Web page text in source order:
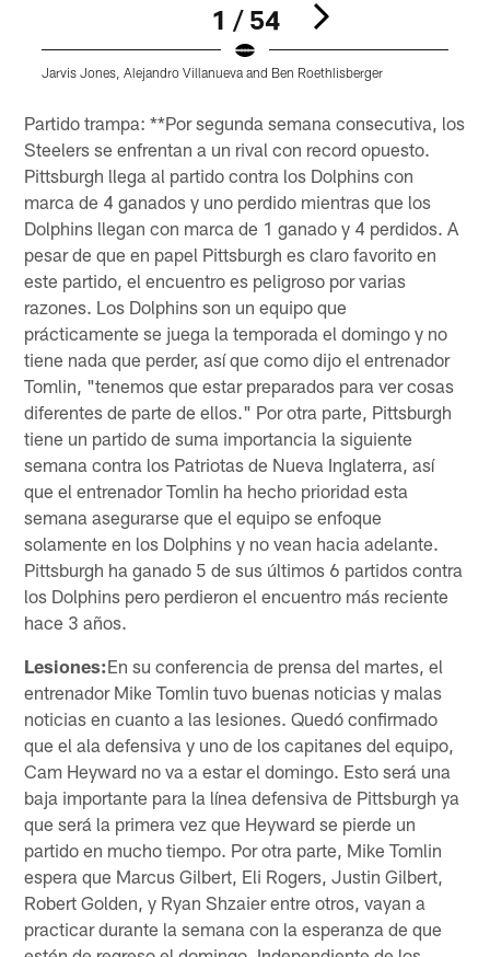
1 / 54
Jarvis Jones, Alejandro Villanueva and Ben Roethlisberger
Partido trampa: **Por segunda semana consecutiva, los
Steelers se enfrentan a un rival con record opuesto.
Pittsburgh llega al partido contra los Dolphins con
marca de 4 ganados y uno perdido mientras que los
Dolphins llegan con marca de 1 ganado y 4 perdidos. A
pesar de que en papel Pittsburgh es claro favorito en
este partido, el encuentro es peligroso por varias
razones. Los Dolphins son un equipo que
prácticamente se juega la temporada el domingo y no
tiene nada que perder, así que como dijo el entrenador
Tomlin, "tenemos que estar preparados para ver cosas
diferentes de parte de ellos." Por otra parte, Pittsburgh
tiene un partido de suma importancia la siguiente
semana contra los Patriotas de Nueva Inglaterra, así
que el entrenador Tomlin ha hecho prioridad esta
semana asegurarse que el equipo se enfoque
solamente en los Dolphins y no vean hacia adelante.
Pittsburgh ha ganado 5 de sus últimos 6 partidos contra
los Dolphins pero perdieron el encuentro más reciente
hace 3 años.
Lesiones:En su conferencia de prensa del martes, el
entrenador Mike Tomlin tuvo buenas noticias y malas
noticias en cuanto a las lesiones. Quedó confirmado
que el ala defensiva y uno de los capitanes del equipo,
Cam Heyward no va a estar el domingo. Esto será una
baja importante para la línea defensiva de Pittsburgh ya
que será la primera vez que Heyward se pierde un
partido en mucho tiempo. Por otra parte, Mike Tomlin
espera que Marcus Gilbert, Eli Rogers, Justin Gilbert,
Robert Golden, y Ryan Shzaier entre otros, vayan a
practicar durante la semana con la esperanza de que